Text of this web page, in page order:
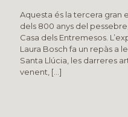
Aquesta és la tercera gran
dels 800 anys del
Casa dels Entremesos.
Laura Bosch fa un repàs a
Santa Llúcia, les darreres
venent, […]